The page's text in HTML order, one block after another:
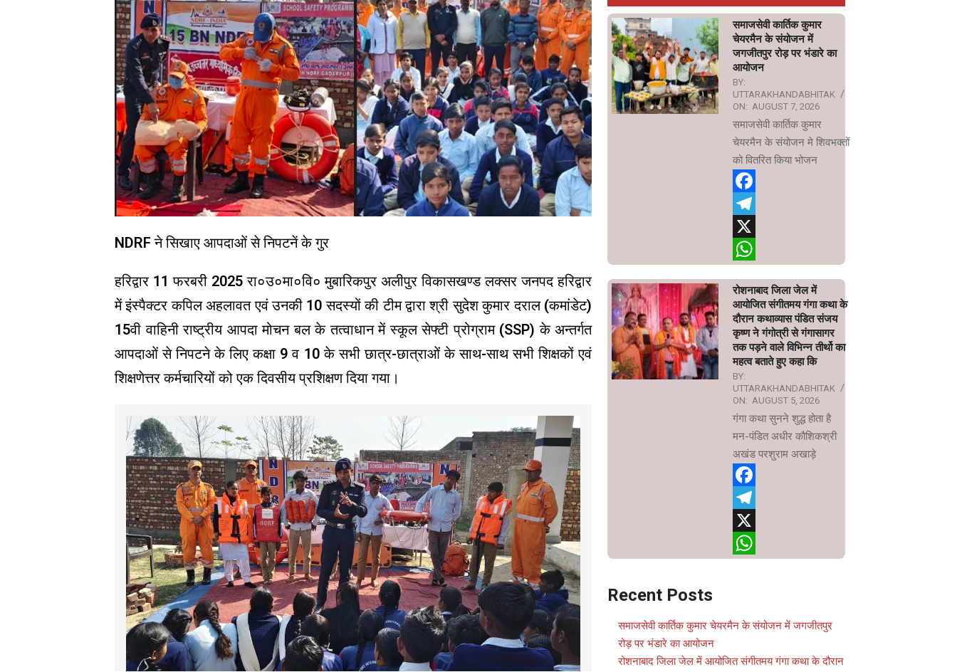
NDRF ने सिखाए आपदाओं से निपटनें के गुर
हरिद्वार 11 फरबरी 2025 रा०उ०मा०वि० मुबारिकपुर अलीपुर विकासखण्ड लक्सर जनपद हरिद्वार
में इंस्पैक्टर कपिल अहलावत एवं उनकी 10 सदस्यों की टीम द्वारा श्री सुदेश कुमार दराल (कमांडेट)
15वी वाहिनी राष्ट्रीय आपदा मोचन बल के तत्वाधान में स्कूल सेफ्टी प्रोग्राम (SSP) के अन्तर्गत
आपदाओं से निपटने के लिए कक्षा 9 व 10 के सभी छात्र-छात्राओं के साथ-साथ सभी शिक्षकों एवं
शिक्षणेत्तर कर्मचारियों को एक दिवसीय प्रशिक्षण दिया गया।
समाजसेवी कार्तिक कुमार
चेयरमैन के संयोजन में
जगजीतपुर रोड़ पर भंडारे का
आयोजन
BY:
UTTARAKHANDABHITAK
ON: AUGUST 7, 2026
समाजसेवी कार्तिक कुमार
चेयरमैन के संयोजन मे शिवभक्तों
को वितरित किया भोजन
Facebook
Telegram
X
रोशनाबाद जिला जेल में
आयोजित संगीतमय गंगा कथा के
दौरान कथाव्यास पंडित संजय
कृष्ण ने गंगोत्री से गंगासागर
तक पड़ने वाले विभिन्न तीर्थो का
महत्व बताते हुए कहा कि
BY:
UTTARAKHANDABHITAK
ON: AUGUST 5, 2026
गंगा कथा सुनने शुद्ध होता है
मन-पंडित अधीर कौशिकश्री
अखंड परशुराम अखाड़े
Facebook
Telegram
X
Recent Posts
समाजसेवी कार्तिक कुमार चेयरमैन के संयोजन में जगजीतपुर
रोड़ पर भंडारे का आयोजन
रोशनाबाद जिला जेल में आयोजित संगीतमय गंगा कथा के दौरान